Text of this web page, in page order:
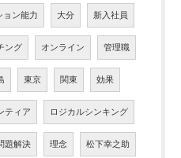
ョン能力 大分 新入社員
ング オンライン 管理職
東京 関東 効果
ティア ロジカルシンキング
題解決 理念 松下幸之助